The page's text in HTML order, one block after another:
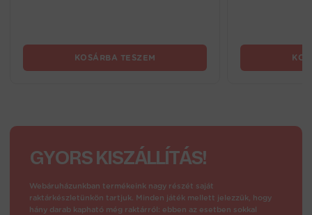
KOSÁRBA TESZEM
GYORS KISZÁLLÍTÁS!
Webáruházunkban termékeink nagy részét saját
raktárkészletünkön tartjuk. Minden játék mellett jelezzük, hogy
hány darab kapható még raktárról: ebben az esetben sokkal